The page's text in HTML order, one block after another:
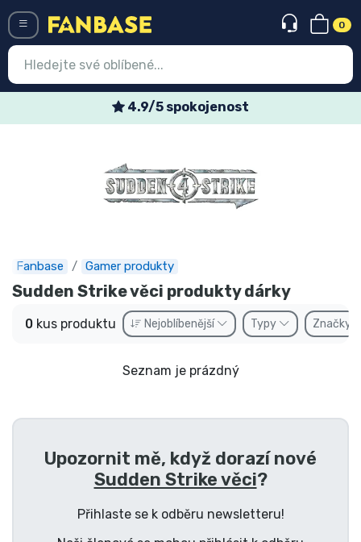
0
4.9/5 spokojenost
Fanbase Gamer produkty
Sudden Strike věci produkty dárky
0 kus produktu Nejoblíbenější Typy Značky
Seznam je prázdný
Upozornit mě, když dorazí nové
Sudden Strike věci?
Přihlaste se k odběru newsletteru!
Nejnovější věci
Expresní doručení
Předobjednat
Outlet produkty
Doprava a platba
Seriálové věci
Filmové věci
Úžasné věci